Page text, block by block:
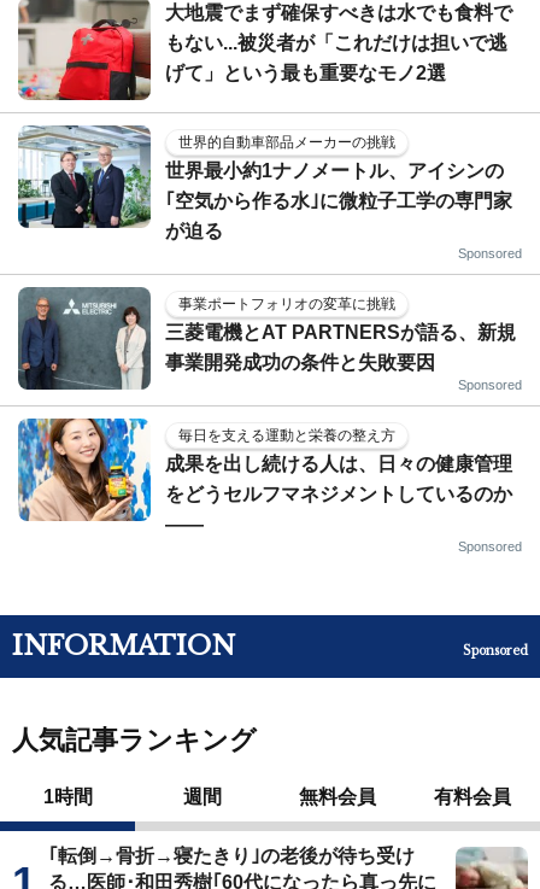
大地震でまず確保すべきは水でも食料で
もない...被災者が「これだけは担いで逃
げて」という最も重要なモノ2選
世界的自動車部品メーカーの挑戦
世界最小約1ナノメートル、アイシンの
｢空気から作る水｣に微粒子工学の専門家
が迫る
Sponsored
事業ポートフォリオの変革に挑戦
三菱電機とAT PARTNERSが語る、新規
事業開発成功の条件と失敗要因
Sponsored
毎日を支える運動と栄養の整え方
成果を出し続ける人は、日々の健康管理
をどうセルフマネジメントしているのか
——
Sponsored
INFORMATION Sponsored
人気記事ランキング
1時間 週間 無料会員 有料会員
｢転倒→骨折→寝たきり｣の老後が待ち受け
る…医師･和田秀樹｢60代になったら真っ先に